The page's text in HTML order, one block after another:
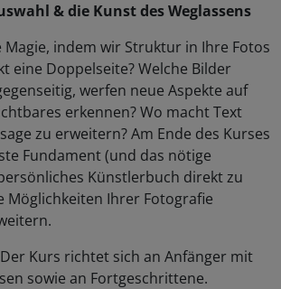
& die Kunst des Weglassens
indem wir Struktur in Ihre Fotos
eine Doppelseite? Welche Bilder
werfen neue Aspekte auf
erkennen? Wo macht Text
zu erweitern? Am Ende des Kurses
Fundament (und das nötige
Künstlerbuch direkt zu
Möglichkeiten Ihrer Fotografie
Der Kurs richtet sich an Anfänger mit
sowie an Fortgeschrittene.